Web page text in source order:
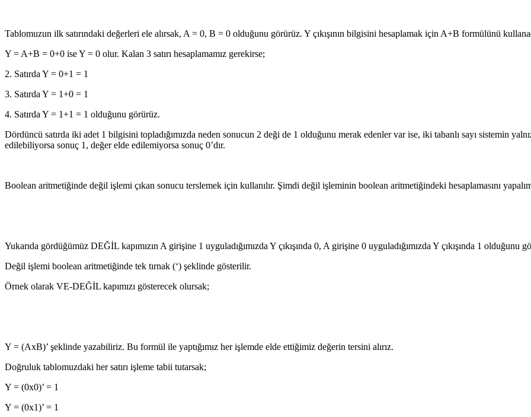
Tablomuzun ilk satırındaki değerleri ele alırsak, A = 0, B = 0 olduğunu görürüz. Y çıkışının bilgisini hesaplamak için A+B formülünü
Y = A+B = 0+0 ise Y = 0 olur. Kalan 3 satırı hesaplamamız gerekirse;
2. Satırda Y = 0+1 = 1
3. Satırda Y = 1+0 = 1
4. Satırda Y = 1+1 = 1 olduğunu görürüz.
Dördüncü satırda iki adet 1 bilgisini topladığımızda neden sonucun 2 deği de 1 olduğunu merak edenler var ise, iki tabanlı sayı sistemin
edilebiliyorsa sonuç 1, değer elde edilemiyorsa sonuç 0’dır.
Boolean aritmetiğinde değil işlemi çıkan sonucu terslemek için kullanılır. Şimdi değil işleminin boolean aritmetiğindeki hesaplamasını
Yukarıda gördüğümüz DEĞİL kapımızın A girişine 1 uyguladığımızda Y çıkışında 0, A girişine 0 uyguladığımızda Y çıkışında 1 olduğunu
Değil işlemi boolean aritmetiğinde tek tırnak (‘) şeklinde gösterilir.
Örnek olarak VE-DEĞİL kapımızı gösterecek olursak;
Y = (AxB)’ şeklinde yazabiliriz. Bu formül ile yaptığımız her işlemde elde ettiğimiz değerin tersini alırız.
Doğruluk tablomuzdaki her satırı işleme tabii tutarsak;
Y = (0x0)’ = 1
Y = (0x1)’ = 1